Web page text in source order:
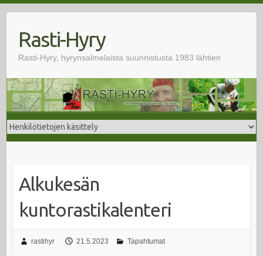
contentRasti-Hyry
Rasti-Hyry, hyrynsalmelaista suunnistusta 1983 lähtien
Alkukesän
kuntorastikalenteri
rastihyr 21.5.2023 Tapahtumat